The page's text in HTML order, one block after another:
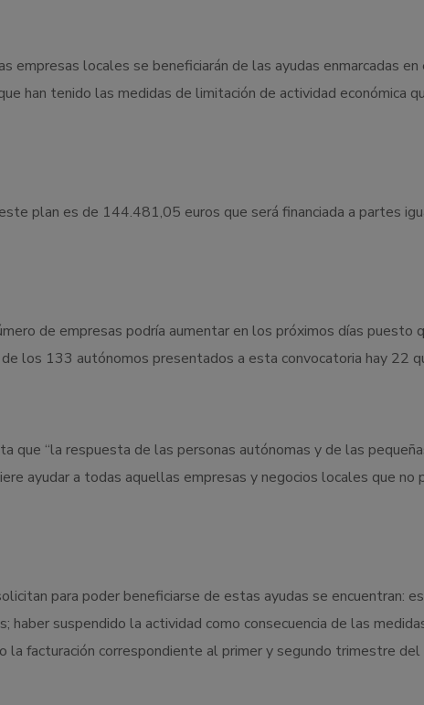
empresas locales se beneficiarán de las ayudas enmarcadas en
han tenido las medidas de limitación de actividad económica
plan es de 144.481,05 euros que será financiada a partes
de empresas podría aumentar en los próximos días puesto
los 133 autónomos presentados a esta convocatoria hay 22
que “la respuesta de las personas autónomas y de las
ayudar a todas aquellas empresas y negocios locales que
para poder beneficiarse de estas ayudas se encuentran:
haber suspendido la actividad como consecuencia de las
la facturación correspondiente al primer y segundo trimestre